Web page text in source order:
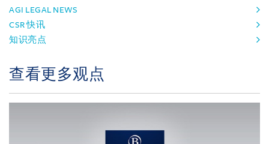
AGI LEGAL NEWS
CSR 快讯
知识亮点
查看更多观点